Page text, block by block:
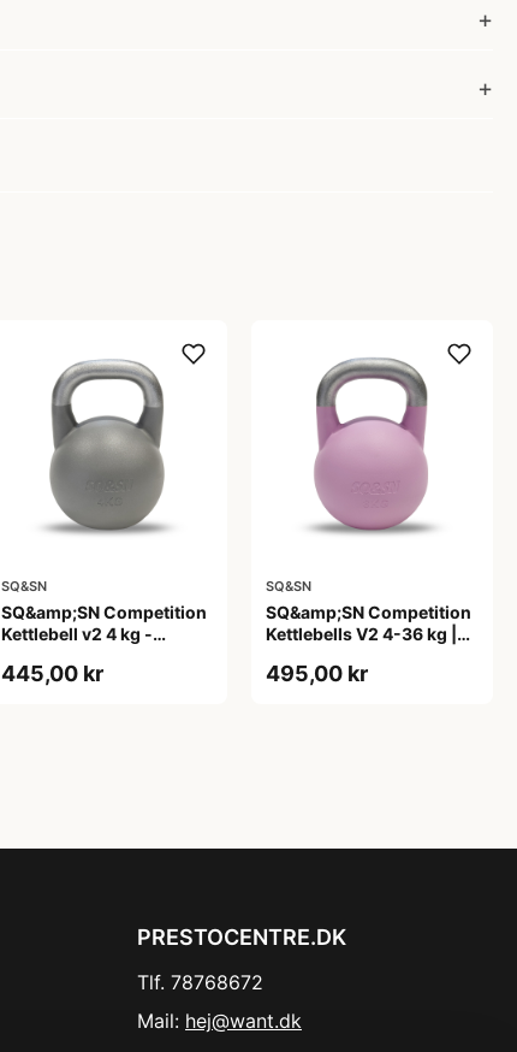
SQ&SN
SQ&amp;SN Competition
Kettlebell v2 4 kg -
tekniktræning
445,00 kr
SQ&SN
SQ&amp;SN Competition
Kettlebells V2 4-36 kg |
Indstøbte kg-angivelser |
495,00 kr
PRESTOCENTRE.DK
Tlf. 78768672
Mail: hej@want.dk